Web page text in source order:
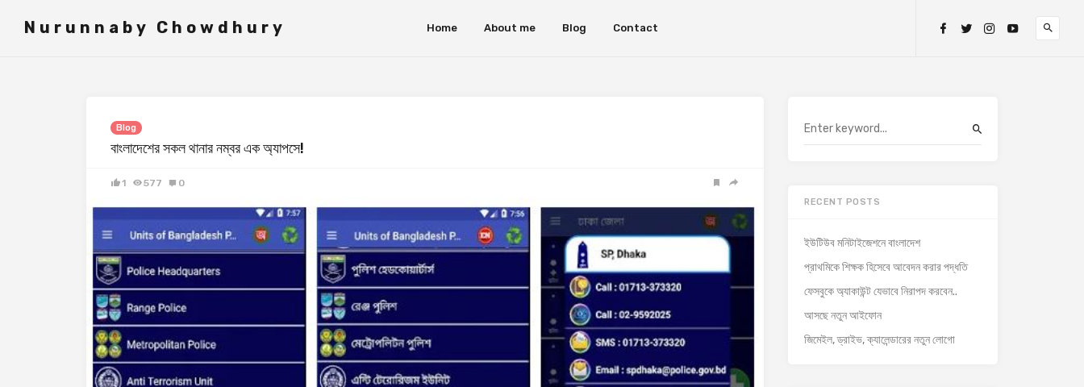
Nurunnaby Chowdhury Home About me Blog Contact
Blog
বাংলাদেশের সকল থানার নম্বর এক অ্যাপসে!
1 577 0
RECENT POSTS
ইউটিউব মনিটাইজেশনে বাংলাদেশ
প্রাথমিকে শিক্ষক হিসেবে আবেদন করার পদ্ধতি
ফেসবুকে অ্যাকাউন্ট যেভাবে নিরাপদ করবেন..
আসছে নতুন আইফোন
জিমেইল, ড্রাইভ, ক্যালেন্ডারের নতুন লোগো